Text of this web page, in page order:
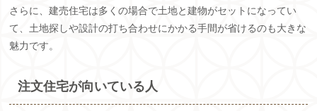
さらに、建売住宅は多くの場合で土地と建物がセットになってい
て、土地探しや設計の打ち合わせにかかる手間が省けるのも大きな
魅力です。
注文住宅が向いている人